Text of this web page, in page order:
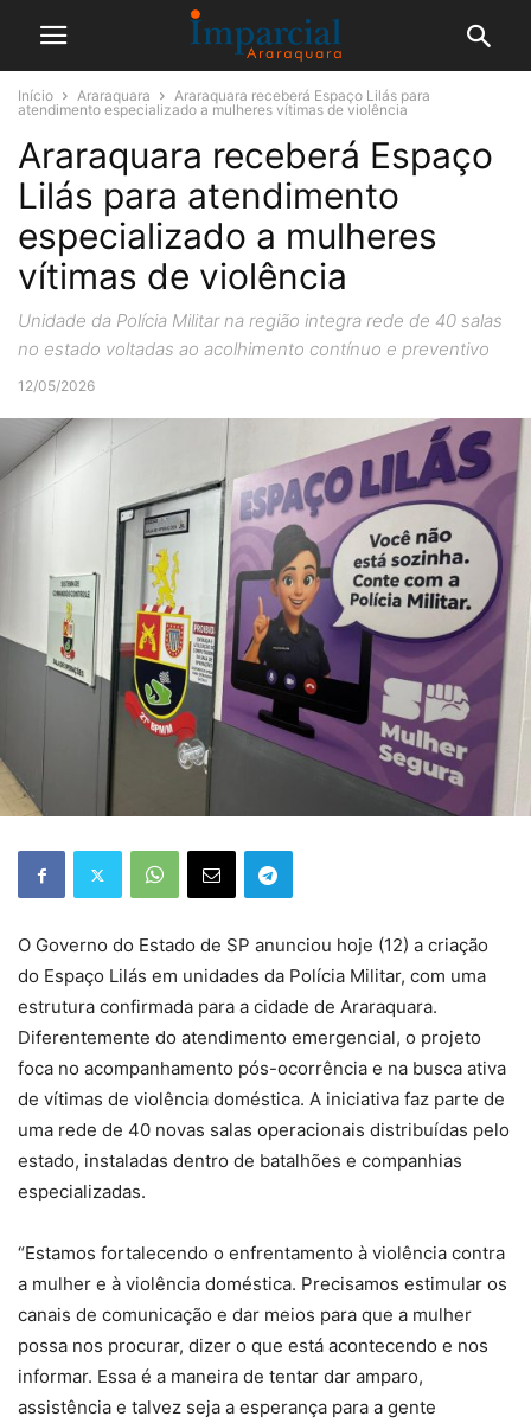
Início Araraquara
Araraquara receberá Espaço Lilás para
atendimento especializado a mulheres vítimas de violência
Araraquara receberá Espaço
Lilás para atendimento
especializado a mulheres
vítimas de violência
Unidade da Polícia Militar na região integra rede de 40 salas
no estado voltadas ao acolhimento contínuo e preventivo
12/05/2026
O Governo do Estado de SP anunciou hoje (12) a criação
do Espaço Lilás em unidades da Polícia Militar, com uma
estrutura confirmada para a cidade de Araraquara.
Diferentemente do atendimento emergencial, o projeto
foca no acompanhamento pós-ocorrência e na busca ativa
de vítimas de violência doméstica. A iniciativa faz parte de
uma rede de 40 novas salas operacionais distribuídas pelo
estado, instaladas dentro de batalhões e companhias
especializadas.
“Estamos fortalecendo o enfrentamento à violência contra
a mulher e à violência doméstica. Precisamos estimular os
canais de comunicação e dar meios para que a mulher
possa nos procurar, dizer o que está acontecendo e nos
informar. Essa é a maneira de tentar dar amparo,
assistência e talvez seja a esperança para a gente